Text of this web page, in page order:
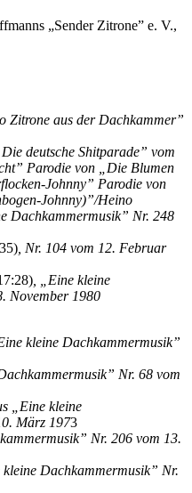
„Sender Zitrone” e. V.,
Zitrone aus der Dachkammer”
deutsche Shitparade” vom
Parodie von „Die Blumen
Johnny” Parodie von
Johnny)”/Heino
Dachkammermusik” Nr. 248
, Nr. 104 vom 12. Februar
, „Eine kleine
November 1980
kleine Dachkammermusik”
Nr. 68 vom
„Eine kleine
März 1973
Nr. 206 vom 13.
kleine Dachkammermusik” Nr.